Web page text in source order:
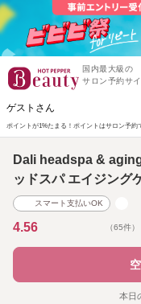
国内最大級の
サロン予約サ
ゲストさん
ポイントが1%たまる！ ポイントはサロン予約
Dali headspa &
ッドスパ エイジング
スマート支払いOK
4.56 （65件）
本日